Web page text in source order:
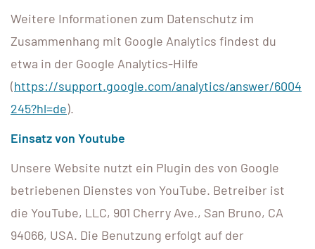
Weitere Informationen zum Datenschutz im
Zusammenhang mit Google Analytics findest du
etwa in der Google Analytics-Hilfe
(https://support.google.com/analytics/answer/6004
245?hl=de).
Einsatz von Youtube
Unsere Website nutzt ein Plugin des von Google
betriebenen Dienstes von YouTube. Betreiber ist
die YouTube, LLC, 901 Cherry Ave., San Bruno, CA
94066, USA. Die Benutzung erfolgt auf der